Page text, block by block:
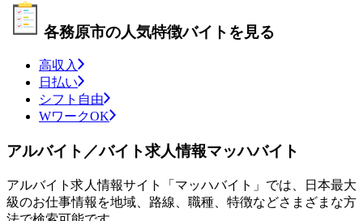
各務原市の人気特徴バイトを見る
高収入
日払い
シフト自由
WワークOK
アルバイト／バイト求人情報マッハバイト
アルバイト求人情報サイト「マッハバイト」では、日本最大
級のお仕事情報を地域、路線、職種、特徴などさまざまな方